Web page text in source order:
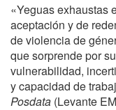
«Yeguas exhaustas
aceptación y de
de violencia de
que sorprende por
vulnerabilidad,
y capacidad de
Posdata (Levante